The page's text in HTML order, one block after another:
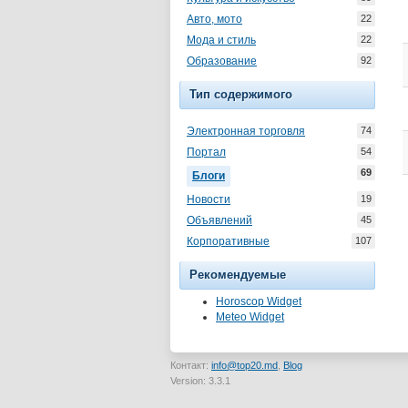
Авто, мото 22
Мода и стиль 22
Образование 92
Тип содержимого
Электронная торговля 74
Портал 54
Блоги 69
Новости 19
Объявлений 45
Корпоративные 107
Рекомендуемые
Horoscop Widget
Meteo Widget
Контакт: info@top20.md Blog
Version: 3.3.1